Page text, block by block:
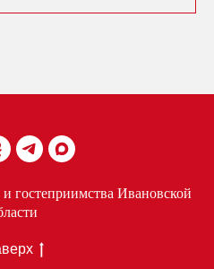
гостеприимства Ивановской